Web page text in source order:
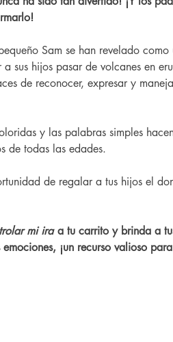
Sam se han revelado como
sus hijos pasar de volcanes en
de reconocer, expresar y
y las palabras simples
de todas las edades.
de regalar a tus hijos el
mi iraa tu carrito y brinda a
¡un recurso valioso